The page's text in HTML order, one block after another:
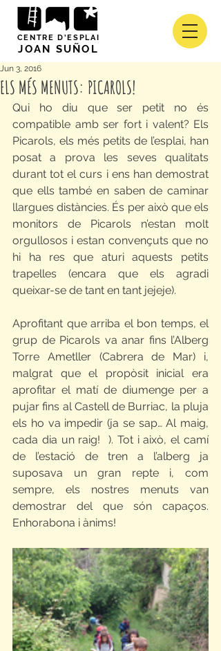
CENTRE D'ESPLAI
JOAN SUÑOL
ELS MÉS MENUTS: PICAROLS!
Jun 3, 2016
Qui ho diu que ser petit no és
compatible amb ser fort i valent? Els
Picarols, els més petits de l’esplai, han
posat a prova les seves qualitats
durant tot el curs i ens han demostrat
que ells també en saben de caminar
llargues distàncies. És per això que els
monitors de Picarols n’estan molt
orgullosos i estan convençuts que no
hi ha res que aturi aquests petits
trapelles (encara que els agradi
queixar-se de tant en tant jejeje).
Aprofitant que arriba el bon temps, el
grup de Picarols va anar fins l’Alberg
Torre Ametller (Cabrera de Mar) i,
malgrat que el propòsit inicial era
aprofitar el matí de diumenge per a
pujar fins al Castell de Burriac, la pluja
els ho va impedir (ja se sap… Al maig,
cada dia un raig!  ). Tot i això, el camí
de l’estació de tren a l’alberg ja
suposava un gran repte i, com
sempre, els nostres menuts van
demostrar del que són capaços.
Enhorabona i ànims!